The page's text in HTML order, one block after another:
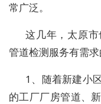
常广泛。
这几年，太原
管道检测服务有需求
1、随着新建小
的工厂厂房管道、